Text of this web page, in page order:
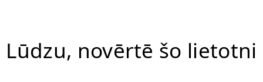
Lūdzu, novērtē šo lietotni